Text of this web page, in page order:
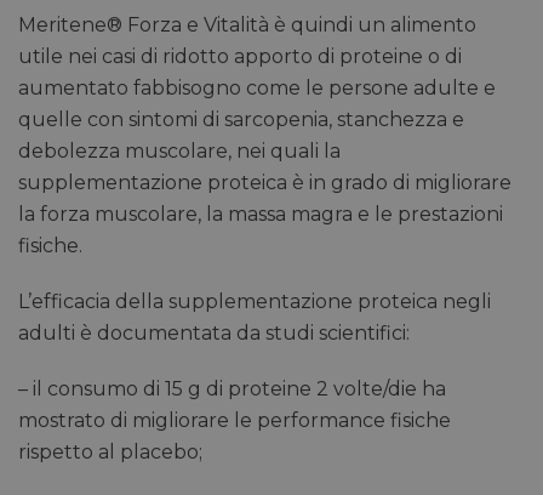
Meritene® Forza e Vitalità è quindi un alimento
utile nei casi di ridotto apporto di proteine o di
aumentato fabbisogno come le persone adulte e
quelle con sintomi di sarcopenia, stanchezza e
debolezza muscolare, nei quali la
supplementazione proteica è in grado di migliorare
la forza muscolare, la massa magra e le prestazioni
fisiche.
L’efficacia della supplementazione proteica negli
adulti è documentata da studi scientifici:
– il consumo di 15 g di proteine 2 volte/die ha
mostrato di migliorare le performance fisiche
rispetto al placebo;